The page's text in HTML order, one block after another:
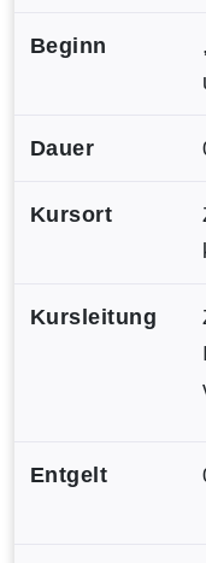
Beginn
Dauer
Kursort
Kursleitung
Entgelt